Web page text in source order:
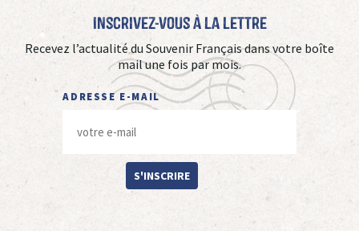
Inscrivez-vous à La Lettre
Recevez l’actualité du Souvenir Français dans votre boîte
mail une fois par mois.
ADRESSE E-MAIL
S'INSCRIRE